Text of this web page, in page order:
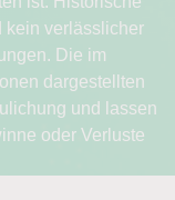
kein verlässlicher
Die im
dargestellten
und lassen
oder Verluste